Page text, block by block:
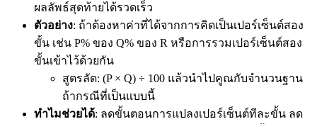
ผลลัพธ์สุดท้ายได้รวดเร็ว
ตัวอย่าง: ถ้าต้องหาค่าที่ได้จากการคิดเป็นเปอร์เซ็นต์สอง
ขั้น เช่น P% ของ Q% ของ R หรือการรวมเปอร์เซ็นต์สอง
ขั้นเข้าไว้ด้วยกัน
สูตรลัด: (P × Q) ÷ 100 แล้วนำไปคูณกับจำนวนฐาน
ถ้ากรณีที่เป็นแบบนี้
ทำไมช่วยได้: ลดขั้นตอนการแปลงเปอร์เซ็นต์ทีละขั้น ลด